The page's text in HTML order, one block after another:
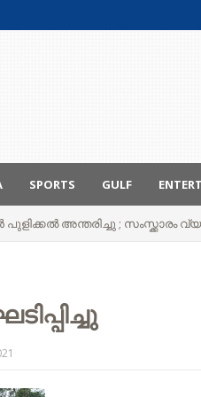
SPORTS GULF
അന്തരിച്ചു ; സംസ്ക്കാരം